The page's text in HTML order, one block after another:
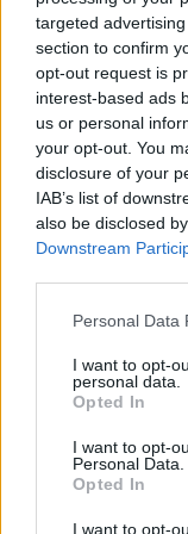
targeted
section to confirm
opt-out request is
interest-based ads
us or personal
your opt-out. You
disclosure of your
IAB’s list of
also be disclosed
Downstream
Personal Data
I want to opt-
personal data.
Opted In
I want to opt-
Personal Data.
Opted In
I want to opt-
kiderült, hogy
megengedett
PÉNZCENTRUM| 2026.
Drasztikus
tömegek
A drasztikusan
legnagyobb brit
internethálózatok
figyelmeztetnek.
PÉNZCENTRUM | 2026.
brutális
Horvátország
Magyarországgal